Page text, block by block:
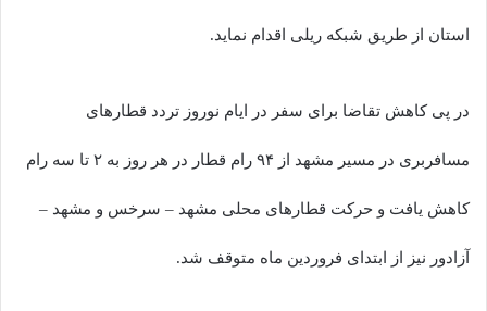
استان از طریق شبکه ریلی اقدام نماید.
در پی کاهش تقاضا برای سفر در ایام نوروز تردد قطارهای
مسافربری در مسیر مشهد از ۹۴ رام قطار در هر روز به ۲ تا سه رام
کاهش یافت و حرکت قطارهای محلی مشهد – سرخس و مشهد –
آزادور نیز از ابتدای فروردین ماه متوقف شد.